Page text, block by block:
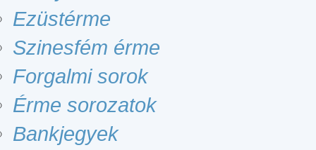
Ezüstérme
Szinesfém érme
Forgalmi sorok
Érme sorozatok
Bankjegyek